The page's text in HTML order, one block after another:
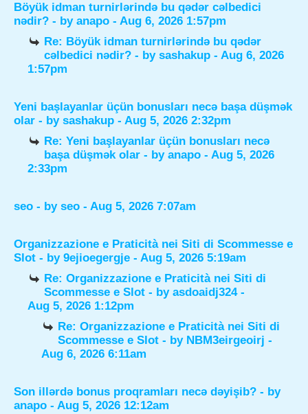
Böyük idman turnirlərində bu qədər cəlbedici
nədir? - by anapo - Aug 6, 2026 1:57pm
Re: Böyük idman turnirlərində bu qədər
cəlbedici nədir? - bysashakup - Aug 6, 2026
1:57pm
Yeni başlayanlar üçün bonusları necə başa düşmək
olar - by sashakup - Aug 5, 2026 2:32pm
Re: Yeni başlayanlar üçün bonusları necə
başa düşmək olar - byanapo - Aug 5, 2026
2:33pm
seo - by seo - Aug 5, 2026 7:07am
Organizzazione e Praticità nei Siti di Scommesse e
Slot - by 9ejioegergje - Aug 5, 2026 5:19am
Re: Organizzazione e Praticità nei Siti di
Scommesse e Slot - byasdoaidj324-
Aug 5, 2026 1:12pm
Re: Organizzazione e Praticità nei Siti di
Scommesse e Slot - by NBM3eirgeoirj -
Aug 6, 2026 6:11am
Son illərdə bonus proqramları necə dəyişib? - by
anapo - Aug 5, 2026 12:12am